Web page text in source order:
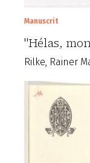
Manuscrit
"Hélas,
Rilke, Rainer